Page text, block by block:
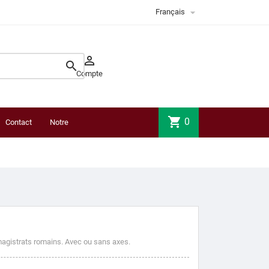
Français 
 
Compte
Contact Notre shopping_cart 0
romains. Avec ou sans axes.